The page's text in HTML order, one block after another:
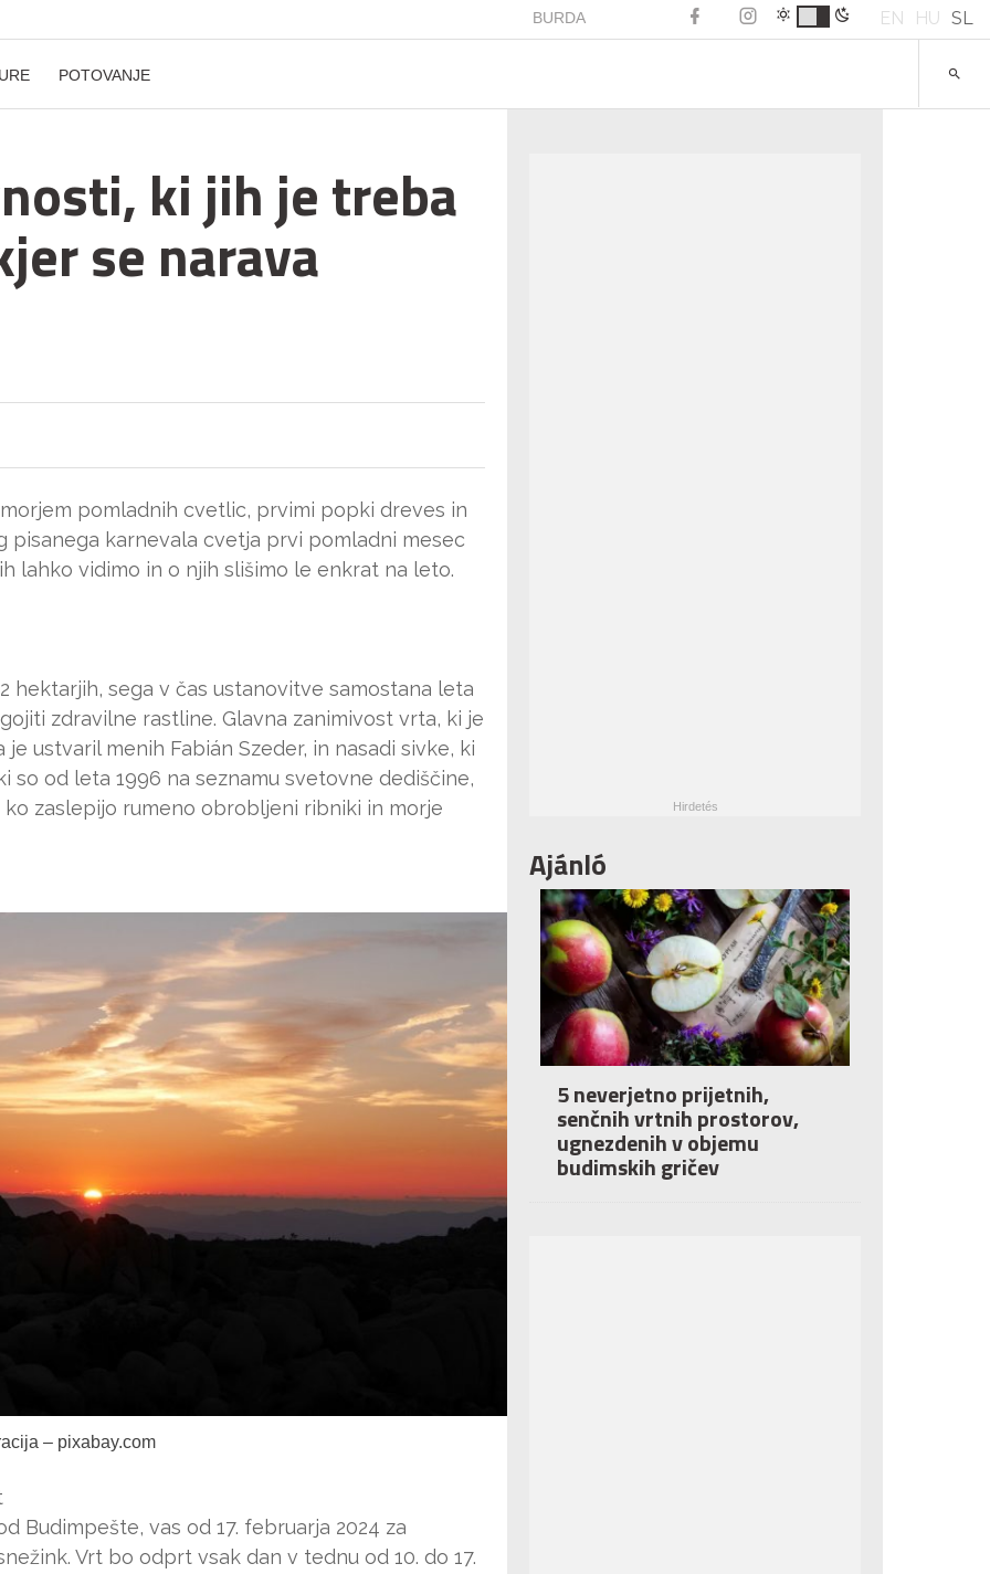
BURDA EN HU SL
POTOVANJE
ki jih je treba
se narava
pomladnih cvetlic, prvimi popki dreves in
pisanega karnevala cvetja prvi pomladni mesec
lahko vidimo in o njih slišimo le enkrat na leto.
hektarjih, sega v čas ustanovitve samostana leta
zdravilne rastline. Glavna zanimivost vrta, ki je
ustvaril menih Fabián Szeder, in nasadi sivke, ki
od leta 1996 na seznamu svetovne dediščine,
zaslepijo rumeno obrobljeni ribniki in morje
– pixabay.com
Budimpešte, vas od 17. februarja 2024 za
Vrt bo odprt vsak dan v tednu od 10. do 17.
Ajánló
5 neverjetno prijetnih,
senčnih vrtnih prostorov,
ugnezdenih v objemu
budimskih gričev